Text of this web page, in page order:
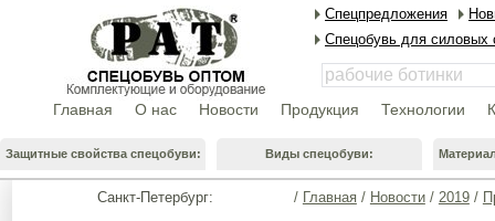
Санкт-Петербург:
/ Главная/ Новости/ 2019/
Спецпредложения
Спецобувь для силовых
Главная О нас Новости Продукция Технологии
Защитные свойства спецобуви: Виды спецобуви: